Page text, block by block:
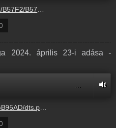
2024. április 23-i adása -
audio/B57F2/B57F2DA4.mp3